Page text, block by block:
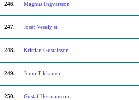
246. Magnus Ingvarsson
247. Josef Vesely st.
248. Kristian Gustafsson
249. Jouni Tikkanen
250. Gustaf Hermansson